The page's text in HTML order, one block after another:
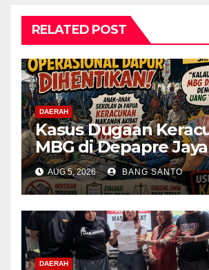
RELATED POST
DAERAH
Kasus Dugaan
MBG di Depapre
Aktivis Papua Minta
Operasional Dapur
Dihentikan &
Menyeluruh
AUG 5, 2026 BANG SANTO
DAERAH